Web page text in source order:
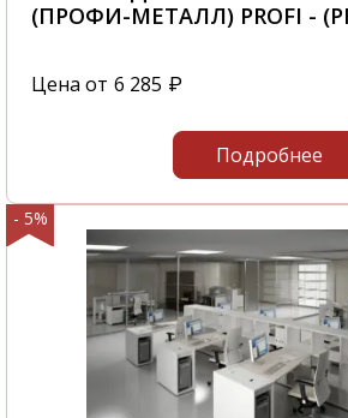
(ПРОФИ-МЕТАЛЛ) PROFI -
Цена от 6 285 ₽
Подробнее
- 5%